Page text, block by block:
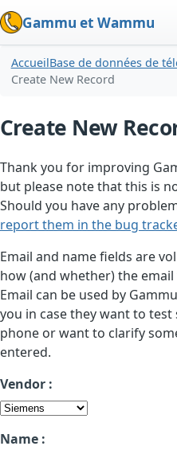
Gammu et Wammu
AccueilBase de données de
Create New Record
Create New
Thank you for improving
but please note that this is
Should you have any
report them in the bug
Email and name fields are
how (and whether) the
Email can be used by
you in case they want to
phone or want to clarify
entered.
Vendor :
Name :